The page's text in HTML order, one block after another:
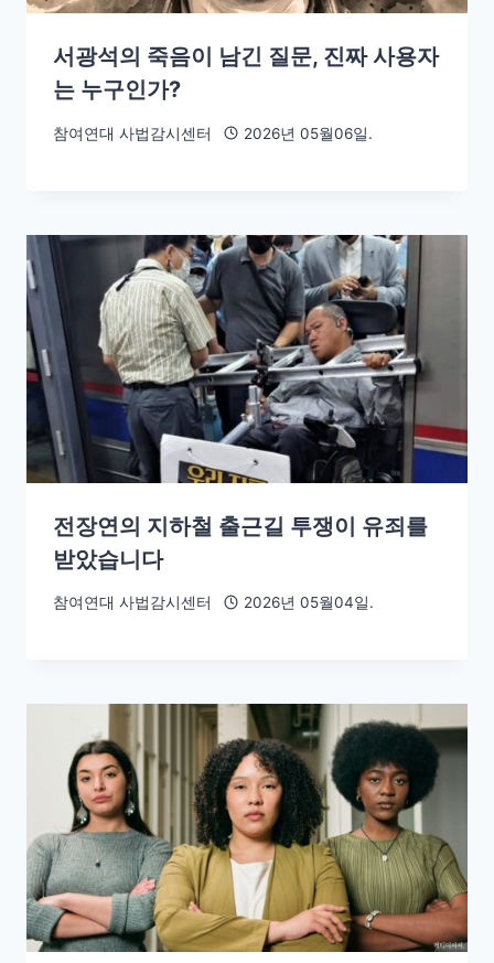
서광석의 죽음이 남긴 질문, 진짜 사용자
는 누구인가?
참여연대 사법감시센터 2026년 05월06일.
전장연의 지하철 출근길 투쟁이 유죄를
받았습니다
참여연대 사법감시센터 2026년 05월04일.